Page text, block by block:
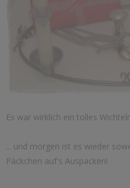
Es war wirklich ein tolles
... und morgen ist es wieder
Päckchen auf's Auspacken!